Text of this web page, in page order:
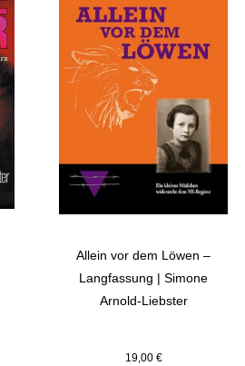
Allein vor dem Löwen –
Langfassung | Simone
Arnold-Liebster
19,00 €